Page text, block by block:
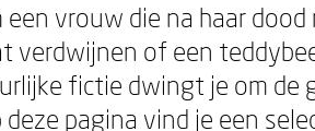
vrouw die na haar
verdwijnen of een
fictie dwingt je om de
deze pagina vind je een